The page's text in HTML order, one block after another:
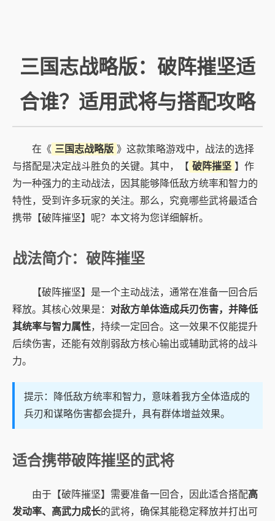
三国志战略版：破阵摧坚适
合谁？适用武将与搭配攻略
在《 三国志战略版 》这款策略游戏中，战法的选择
与搭配是决定战斗胜负的关键。其中，【 破阵摧坚 】作
为一种强力的主动战法，因其能够降低敌方统率和智力的
特性，受到许多玩家的关注。那么，究竟哪些武将最适合
携带【破阵摧坚】呢？本文将为您详细解析。
战法简介：破阵摧坚
【破阵摧坚】是一个主动战法，通常在准备一回合后
释放。其核心效果是： 对敌方单体造成兵刃伤害，并降低
其统率与智力属性，持续一定回合。这一效果不仅能提升
后续伤害，还能有效削弱敌方核心输出或辅助武将的战斗
力。
提示：降低敌方统率和智力，意味着我方全体造成的
兵刃和谋略伤害都会提升，具有群体增益效果。
适合携带破阵摧坚的武将
由于【破阵摧坚】需要准备一回合，因此适合搭配高
发动率、高武力成长的武将，确保其能稳定释放并打出可